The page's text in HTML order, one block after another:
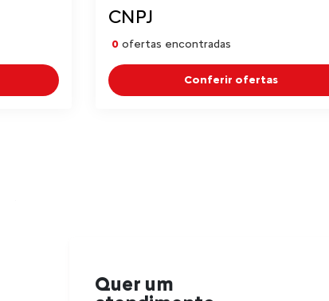
CNPJ
0ofertas encontradas
Conferir ofertas
Quer um